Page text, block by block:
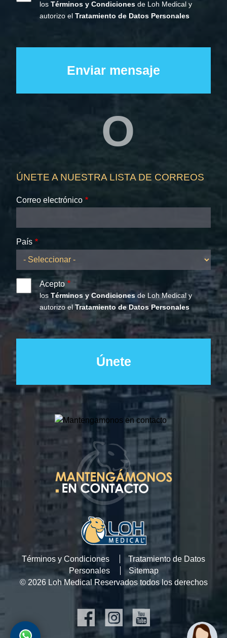
losTérminos y Condiciones de Loh Medical y
autorizo elTratamiento de Datos Personales
O
ÚNETE A NUESTRA LISTA DE CORREOS
Correo electrónico
País
Acepto
losTérminos y Condicionesde Loh Medical y
autorizo elTratamiento de Datos Personales
Términos y Condiciones
Tratamiento de Datos
Personales
Sitemap
© 2026 Loh Medical Reservados todos los derechos
SOCIAL